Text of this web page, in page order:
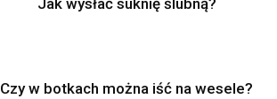
Jak wysłać suknię ślubną?
Czy w botkach można iść na wesele?